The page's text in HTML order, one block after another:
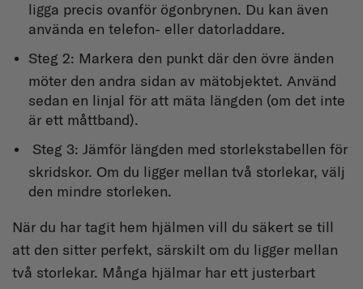
ligga precis ovanför ögonbrynen. Du kan även
använda en telefon- eller datorladdare.
Steg 2: Markera den punkt där den övre änden
möter den andra sidan av mätobjektet. Använd
sedan en linjal för att mäta längden (om det inte
är ett måttband).
Steg 3: Jämför längden med storlekstabellen för
skridskor. Om du ligger mellan två storlekar, välj
den mindre storleken.
När du har tagit hem hjälmen vill du säkert se till
att den sitter perfekt, särskilt om du ligger mellan
två storlekar. Många hjälmar har ett justerbart